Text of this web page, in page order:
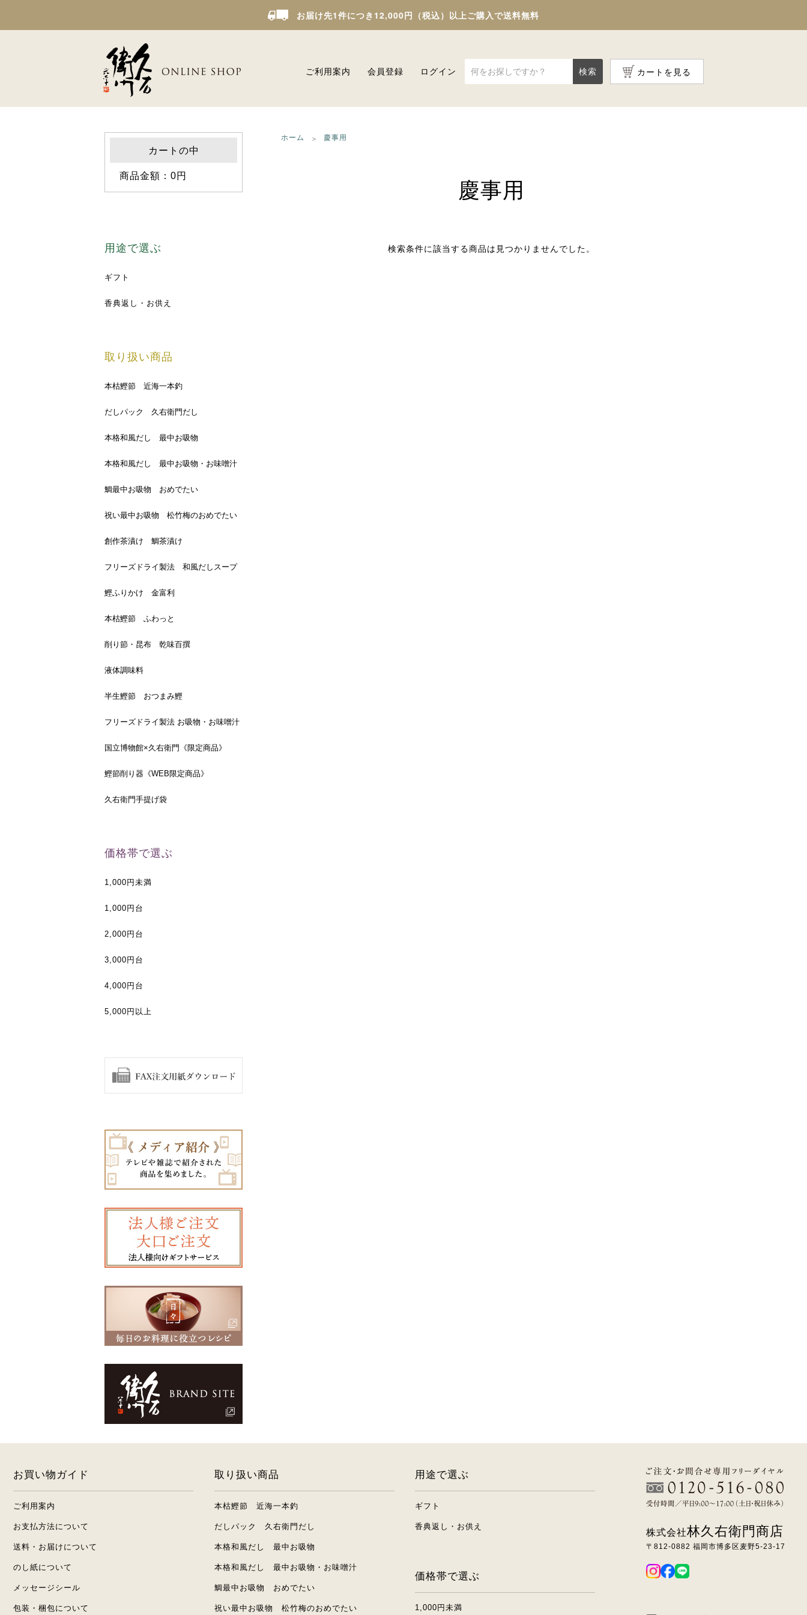
お届け先1件につき12,000円（税込）以上ご購入で送料無料
ご利用案内 会員登録 ログイン 検索 カートを見る
カートの中
商品金額：0円
用途で選ぶ
ギフト
香典返し・お供え
取り扱い商品
本枯鰹節 近海一本釣
だしパック 久右衛門だし
本格和風だし 最中お吸物
本格和風だし 最中お吸物・お味噌汁
鯛最中お吸物 おめでたい
祝い最中お吸物 松竹梅のおめでたい
創作茶漬け 鯛茶漬け
フリーズドライ製法 和風だしスープ
鰹ふりかけ 金富利
本枯鰹節 ふわっと
削り節・昆布 乾味百撰
液体調味料
半生鰹節 おつまみ鰹
フリーズドライ製法 お吸物・お味噌汁
国立博物館×久右衛門《限定商品》
鰹節削り器《WEB限定商品》
久右衛門手提げ袋
価格帯で選ぶ
1,000円未満
1,000円台
2,000円台
3,000円台
4,000円台
5,000円以上
ホーム 慶事用
慶事用
検索条件に該当する商品は見つかりませんでした。
お買い物ガイド
ご利用案内
お支払方法について
送料・お届けについて
のし紙について
メッセージシール
包装・梱包について
取り扱い商品
本枯鰹節 近海一本釣
だしパック 久右衛門だし
本格和風だし 最中お吸物
本格和風だし 最中お吸物・お味噌汁
鯛最中お吸物 おめでたい
祝い最中お吸物 松竹梅のおめでたい
用途で選ぶ
ギフト
香典返し・お供え
価格帯で選ぶ
1,000円未満
株式会社林久右衛門商店
〒812-0882 福岡市博多区麦野5-23-17